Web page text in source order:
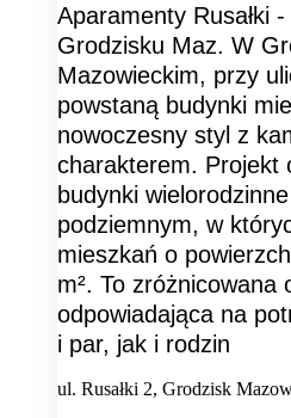
Aparamenty Rusałki
Grodzisku Maz. W
Mazowieckim, przy
powstaną budynki
nowoczesny styl z
charakterem. Projekt
budynki
podziemnym, w
mieszkań o
m². To zróżnicowana
odpowiadająca na
i par, jak i rodzin
ul. Rusałki 2, Grodzisk